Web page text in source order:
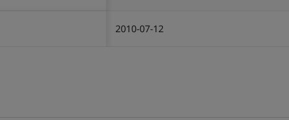
2010-07-12